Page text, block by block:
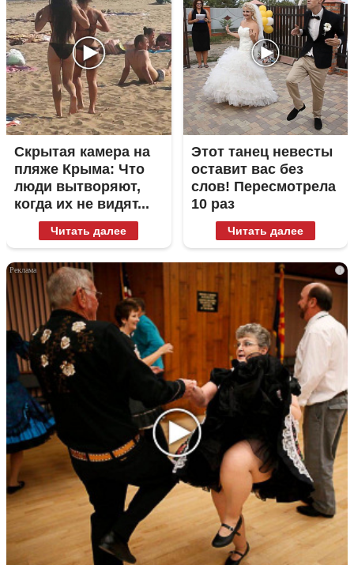
Скрытая камера на
пляже Крыма: Что
люди вытворяют,
когда их не видят...
Читать далее
Этот танец невесты
оставит вас без
слов! Пересмотрела
10 раз
Читать далее
i